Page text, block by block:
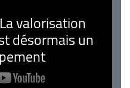
valorisation
désormais un